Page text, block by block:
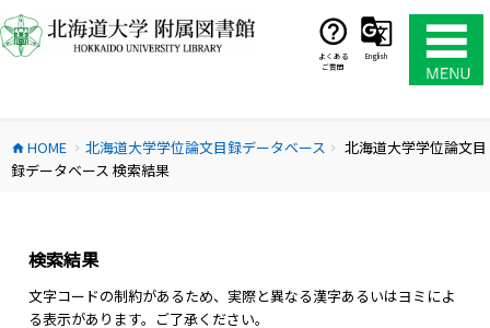
ン
テ
ス
キ
よくある
ご質問
English
home HOME chevron_right 北海道大学学位論文目録データベース chevron_right
北海道大学学位論文目
録データベース 検索結果
検索結果
文字コードの制約があるため、実際と異なる漢字あるいはヨミによ
る表示があります。ご了承ください。